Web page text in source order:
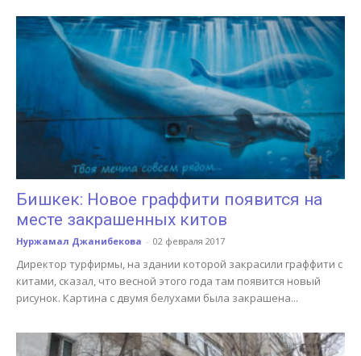
Бишкек: Новое граффити появится на
месте закрашенных китов
Нуржамал Джанибекова - 02 февраля 2017
Директор турфирмы, на здании которой закрасили граффити с
китами, сказал, что весной этого года там появится новый
рисунок. Картина с двумя белухами была закрашена...